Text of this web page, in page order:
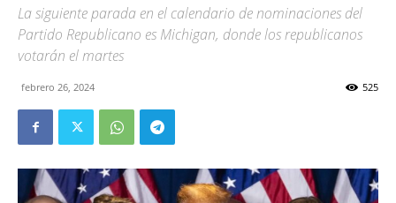
La siguiente parada en el calendario de nominaciones del
Partido Republicano es Michigan, donde los republicanos
votarán el martes
febrero 26, 2024 525